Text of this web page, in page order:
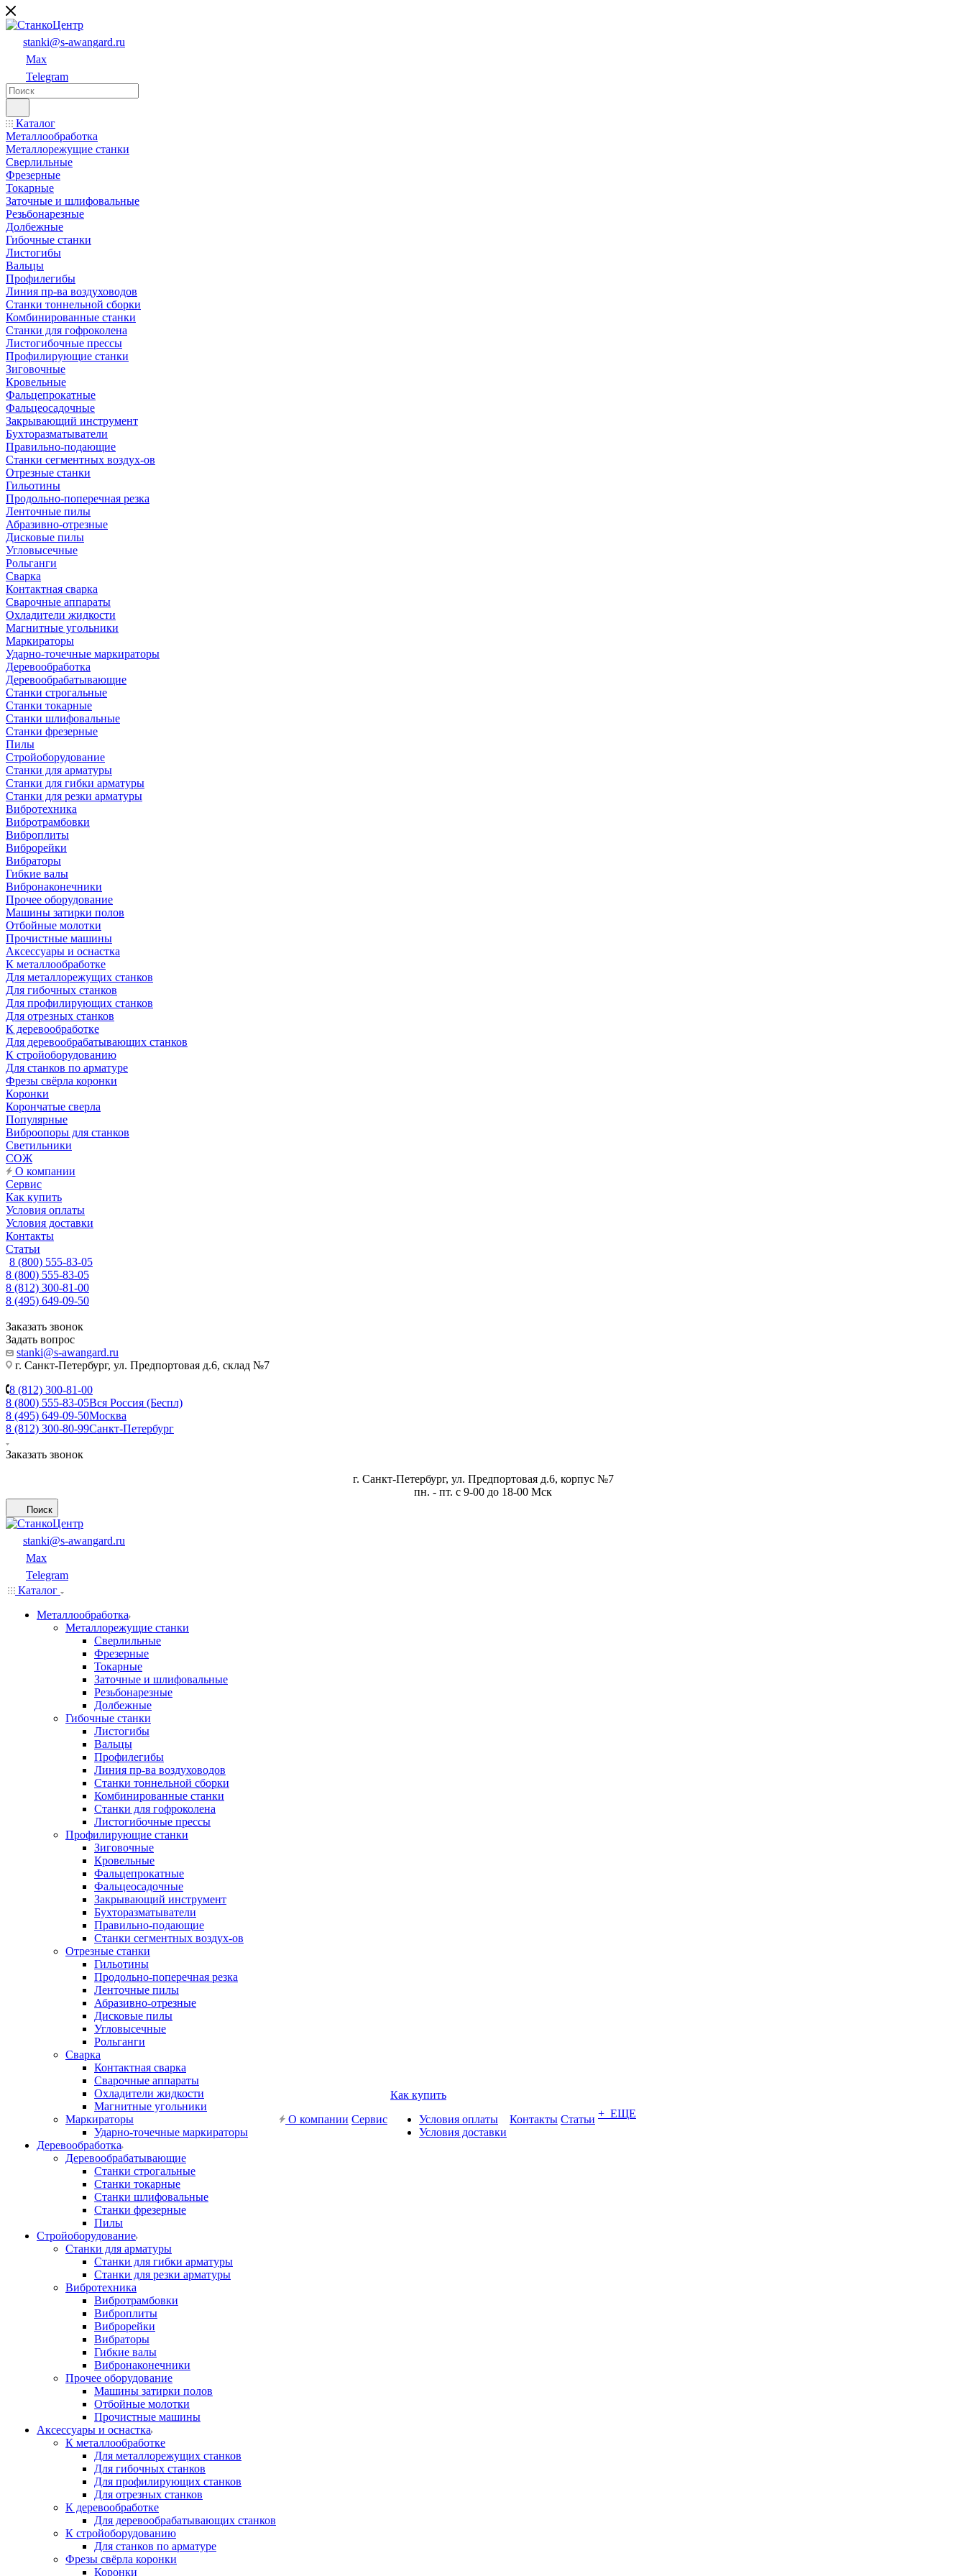
stanki@s-awangard.ru
Max
Telegram
Каталог
Металлообработка
Металлорежущие станки
Сверлильные
Фрезерные
Токарные
Заточные и шлифовальные
Резьбонарезные
Долбежные
Гибочные станки
Листогибы
Вальцы
Профилегибы
Линия пр-ва воздуховодов
Станки тоннельной сборки
Комбинированные станки
Станки для гофроколена
Листогибочные прессы
Профилирующие станки
Зиговочные
Кровельные
Фальцепрокатные
Фальцеосадочные
Закрывающий инструмент
Бухторазматыватели
Правильно-подающие
Станки сегментных воздух-ов
Отрезные станки
Гильотины
Продольно-поперечная резка
Ленточные пилы
Абразивно-отрезные
Дисковые пилы
Угловысечные
Рольганги
Сварка
Контактная сварка
Сварочные аппараты
Охладители жидкости
Магнитные угольники
Маркираторы
Ударно-точечные маркираторы
Деревообработка
Деревообрабатывающие
Станки строгальные
Станки токарные
Станки шлифовальные
Станки фрезерные
Пилы
Стройоборудование
Станки для арматуры
Станки для гибки арматуры
Станки для резки арматуры
Вибротехника
Вибротрамбовки
Виброплиты
Виброрейки
Вибраторы
Гибкие валы
Вибронаконечники
Прочее оборудование
Машины затирки полов
Отбойные молотки
Прочистные машины
Аксeccyapы и оснастка
К металлообработке
Для металлорежущих станков
Для гибочных станков
Для профилирующих станков
Для отрезных станков
К деревообработке
Для деревообрабатывающих станков
К стройоборудованию
Для станков по арматуре
Фрезы свёрла коронки
Коронки
Корончатые сверла
Популярные
Виброопоры для станков
Светильники
СОЖ
О компании
Сервис
Как купить
Условия оплаты
Условия доставки
Контакты
Статьи
8 (800) 555-83-05
8 (800) 555-83-05
8 (812) 300-81-00
8 (495) 649-09-50
Заказать звонок
Задать вопрос
stanki@s-awangard.ru
г. Санкт-Петербург, ул. Предпортовая д.6, склад №7
8 (812) 300-81-00
8 (800) 555-83-05Вся Россия (Беспл)
8 (495) 649-09-50Москва
8 (812) 300-80-99Санкт-Петербург
Заказать звонок
г. Санкт-Петербург, ул. Предпортовая д.6, корпус №7
пн. - пт. с 9-00 до 18-00 Мск
Поиск
stanki@s-awangard.ru
Max
Telegram
Каталог
Металлообработка
Металлорежущие станки
Сверлильные
Фрезерные
Токарные
Заточные и шлифовальные
Резьбонарезные
Долбежные
Гибочные станки
Листогибы
Вальцы
Профилегибы
Линия пр-ва воздуховодов
Станки тоннельной сборки
Комбинированные станки
Станки для гофроколена
Листогибочные прессы
Профилирующие станки
Зиговочные
Кровельные
Фальцепрокатные
Фальцеосадочные
Закрывающий инструмент
Бухторазматыватели
Правильно-подающие
Станки сегментных воздух-ов
Отрезные станки
Гильотины
Продольно-поперечная резка
Ленточные пилы
Абразивно-отрезные
Дисковые пилы
Угловысечные
Рольганги
Сварка
Контактная сварка
Сварочные аппараты
Охладители жидкости
Магнитные угольники
Маркираторы
Ударно-точечные маркираторы
Деревообработка
Деревообрабатывающие
Станки строгальные
Станки токарные
Станки шлифовальные
Станки фрезерные
Пилы
Стройоборудование
Станки для арматуры
Станки для гибки арматуры
Станки для резки арматуры
Вибротехника
Вибротрамбовки
Виброплиты
Виброрейки
Вибраторы
Гибкие валы
Вибронаконечники
Прочее оборудование
Машины затирки полов
Отбойные молотки
Прочистные машины
Аксeccyapы и оснастка
К металлообработке
Для металлорежущих станков
Для гибочных станков
Для профилирующих станков
Для отрезных станков
К деревообработке
Для деревообрабатывающих станков
К стройоборудованию
Для станков по арматуре
Фрезы свёрла коронки
Коронки
О компании Сервис
Как купить
Условия оплаты
Условия доставки
Контакты Статьи + ЕЩЕ